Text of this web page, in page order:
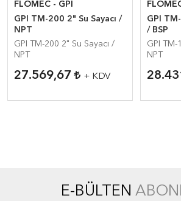
FLOMEC - GPI
GPI TM-200 2" Su Sayacı /
NPT
GPI TM-200 2" Su Sayacı /
NPT
27.569,67 + KDV
GPI
/ BSP
GPI TM-
NPT
E-BÜLTEN